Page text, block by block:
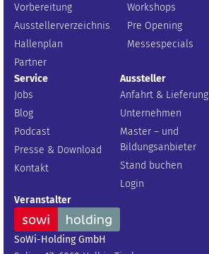
Vorbereitung
Ausstellerverzeichnis
Hallenplan
Partner
Workshops
Pre Opening
Messespecials
Service
Jobs
Blog
Podcast
Presse & Download
Kontakt
Aussteller
Anfahrt & Lieferung
Unternehmen
Master – und
Bildungsanbieter
Stand buchen
Login
Veranstalter
SoWi-Holding GmbH